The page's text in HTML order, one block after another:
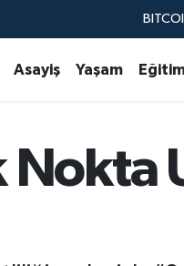
GRAM
Asayiş Yaşam